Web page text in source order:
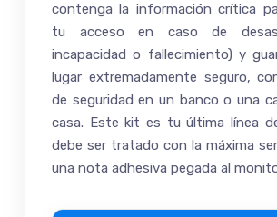
contenga la información crítica
tu acceso en caso de
incapacidad o fallecimiento) y
lugar extremadamente seguro,
de seguridad en un banco o una
casa. Este kit es tu última línea
debe ser tratado con la máxima
una nota adhesiva pegada al